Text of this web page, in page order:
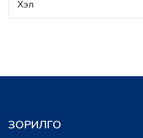
ЗОРИЛГО